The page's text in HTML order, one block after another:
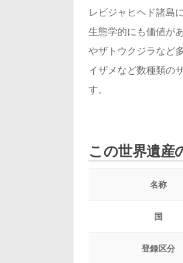
レビジャヒヘド諸島
生態学的にも価値が
やザトウクジラなど
イザメなど数種類の
す。
この世界遺産
名称
国
登録区分